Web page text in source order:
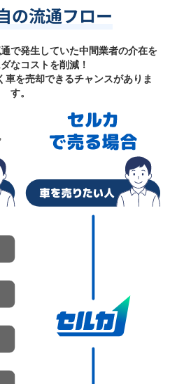
の流通フロー
で発生していた中間業者の介在を
なコストを削減！
車を売却できるチャンスがありま
す。